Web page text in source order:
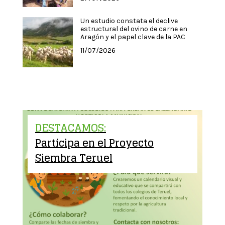
Un estudio constata el declive
estructural del ovino de carne en
Aragón y el papel clave de la PAC
11/07/2026
DESTACAMOS:
Participa en el Proyecto
Siembra Teruel